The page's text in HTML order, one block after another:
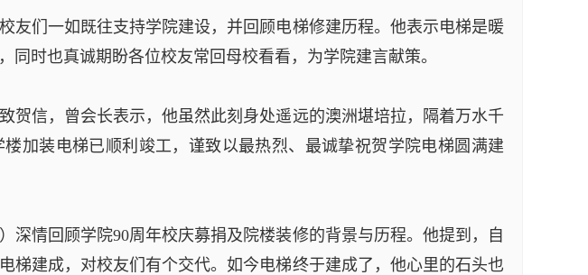
友们一如既往支持学院建设，并回顾电梯修建历程。他表示电梯是暖
时也真诚期盼各位校友常回母校看看，为学院建言献策。
贺信，曾会长表示，他虽然此刻身处遥远的澳洲堪培拉，隔着万水千
加装电梯已顺利竣工，谨致以最热烈、最诚挚祝贺学院电梯圆满建
深情回顾学院90周年校庆募捐及院楼装修的背景与历程。他提到，自
梯建成，对校友们有个交代。如今电梯终于建成了，他心里的石头也